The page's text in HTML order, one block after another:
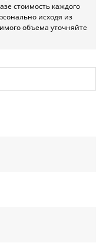
стоимость каждого
исходя из
объема уточняйте